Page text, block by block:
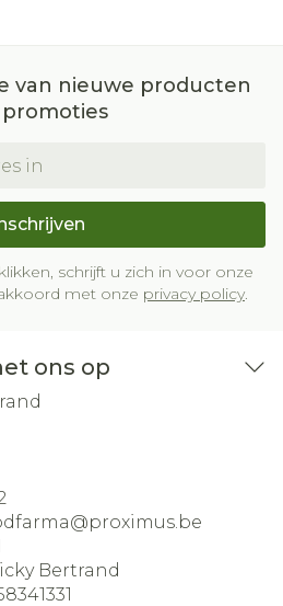
van nieuwe producten
schrijft u zich in voor onze
met onze privacy policy.
ons op
proximus.be
Bertrand